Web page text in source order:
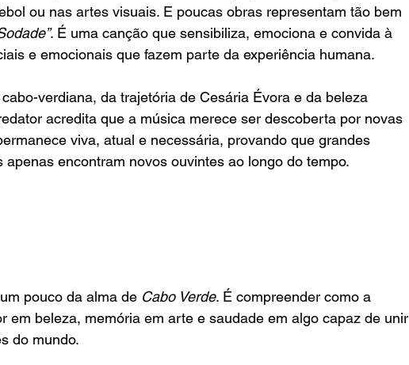
ou nas artes visuais. E poucas obras representam tão bem
. É uma canção que sensibiliza, emociona e convida à
e emocionais que fazem parte da experiência humana.
verdiana, da trajetória de Cesária Évora e da beleza
acredita que a música merece ser descoberta por novas
viva, atual e necessária, provando que grandes
apenas encontram novos ouvintes ao longo do tempo.
pouco da alma de Cabo Verde. É compreender como a
em beleza, memória em arte e saudade em algo capaz de unir
do mundo.